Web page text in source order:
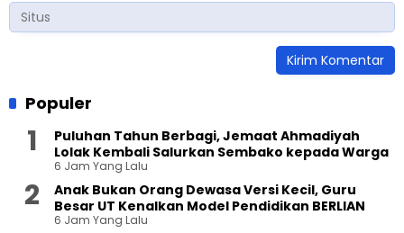
Populer
Puluhan Tahun Berbagi, Jemaat Ahmadiyah
Lolak Kembali Salurkan Sembako kepada Warga
6 Jam Yang Lalu
Anak Bukan Orang Dewasa Versi Kecil, Guru
Besar UT Kenalkan Model Pendidikan BERLIAN
6 Jam Yang Lalu